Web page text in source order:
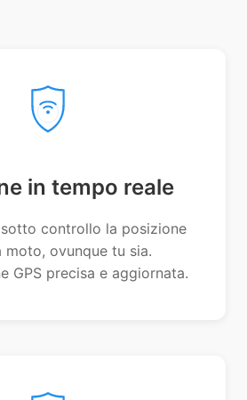
in tempo reale
controllo la posizione
moto, ovunque tu sia.
GPS precisa e aggiornata.